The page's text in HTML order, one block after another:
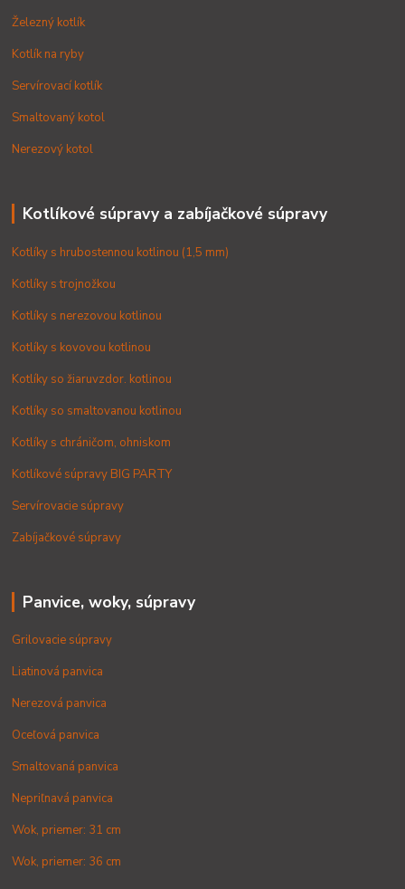
Železný kotlík
Kotlík na ryby
Servírovací kotlík
Smaltovaný kotol
Nerezový kotol
Kotlíkové súpravy a zabíjačkové súpravy
Kotlíky s hrubostennou kotlinou (1,5 mm)
Kotlíky s trojnožkou
Kotlíky s nerezovou kotlinou
Kotlíky s kovovou kotlinou
Kotlíky so žiaruvzdor. kotlinou
Kotlíky so smaltovanou kotlinou
Kotlíky s chráničom, ohniskom
Kotlíkové súpravy BIG PARTY
Servírovacie súpravy
Zabíjačkové súpravy
Panvice, woky, súpravy
Grilovacie súpravy
Liatinová panvica
Nerezová panvica
Oceľová panvica
Smaltovaná panvica
Nepriľnavá panvica
Wok, priemer: 31 cm
Wok, priemer: 36 cm